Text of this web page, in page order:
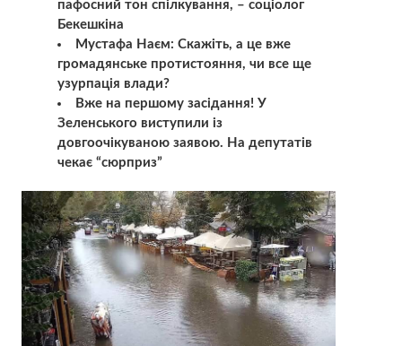
пафосний тон спілкування, – cоціолог
Бекешкіна
Мустафа Наєм: Скажіть, а це вже
громадянське протистояння, чи все ще
узурпація влади?
Вже на першому засідання! У
Зеленського виступили із
довгоочікуваною заявою. На депутатів
чекає “сюрприз”